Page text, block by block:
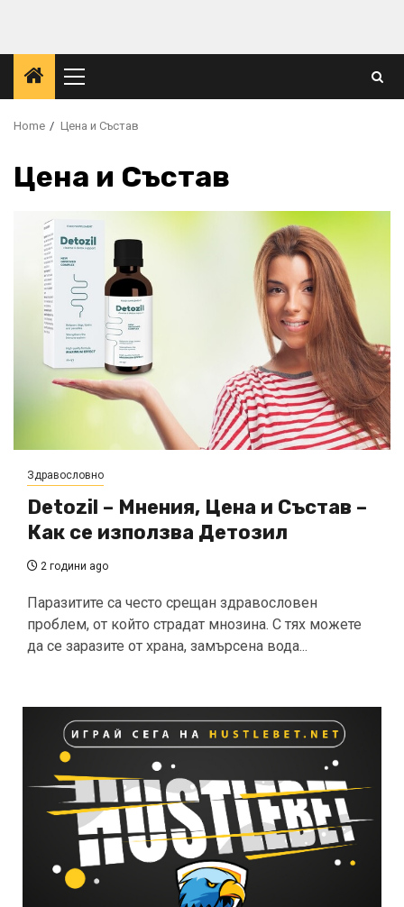
content
Primary
Menu
Home Цена и Състав
Цена и Състав
Здравословно
Detozil – Мнения, Цена и Състав –
Как се използва Детозил
2 години ago
Паразитите са често срещан здравословен
проблем, от който страдат мнозина. С тях можете
да се заразите от храна, замърсена вода...